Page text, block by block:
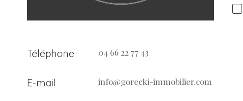
Téléphone 04 66 22 77 43
E-mail info@gorecki-immobilier.com